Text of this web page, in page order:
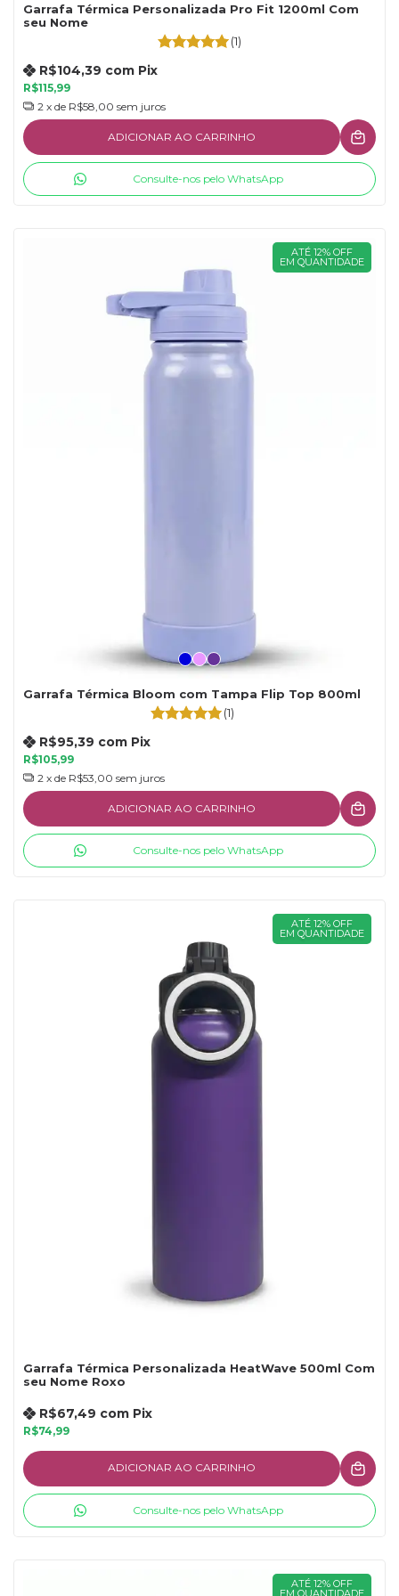
Garrafa Térmica Personalizada Pro Fit 1200ml Com
seu Nome
(1)
R$115,99
R$104,39 com Pix
2 x de R$58,00 sem juros
ADICIONAR AO CARRINHO
Consulte-nos pelo WhatsApp
ATÉ 12% OFF
EM QUANTIDADE
Garrafa Térmica Bloom com Tampa Flip Top 800ml
(1)
R$105,99
R$95,39 com Pix
2 x de R$53,00 sem juros
ADICIONAR AO CARRINHO
Consulte-nos pelo WhatsApp
ATÉ 12% OFF
EM QUANTIDADE
Garrafa Térmica Personalizada HeatWave 500ml Com
seu Nome Roxo
R$74,99
R$67,49 com Pix
ADICIONAR AO CARRINHO
Consulte-nos pelo WhatsApp
ATÉ 12% OFF
EM QUANTIDADE